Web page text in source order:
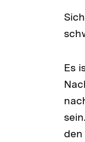
Es
den